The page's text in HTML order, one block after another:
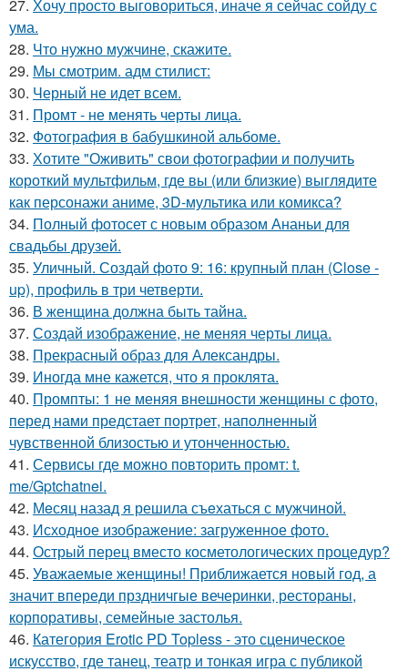
27. Хочу просто выговориться, иначе я сейчас сойду с
ума.
28. Что нужно мужчине, скажите.
29. Мы смотрим. адм стилист:
30. Черный не идет всем.
31. Промт - не менять черты лица.
32. Фотография в бабушкиной альбоме.
33. Хотите "Оживить" свои фотографии и получить
короткий мультфильм, где вы (или близкие) выглядите
как персонажи аниме, 3D-мультика или комикса?
34. Полный фотосет с новым образом Ананьи для
свадьбы друзей.
35. Уличный. Создай фото 9: 16: крупный план (Close -
up), профиль в три четверти.
36. В женщина должна быть тайна.
37. Создай изображение, не меняя черты лица.
38. Прекрасный образ для Александры.
39. Иногда мне кажется, что я проклята.
40. Промпты: 1 не меняя внешности женщины с фото,
перед нами предстает портрет, наполненный
чувственной близостью и утонченностью.
41. Сервисы где можно повторить промт: t.
me/Gptchatnei.
42. Мeсяц назад я решила съeхаться с мужчиной.
43. Исходное изображение: загруженное фото.
44. Острый перец вместо косметологических процедур?
45. Уважаемые женщины! Приближается новый год, а
значит впереди прздничгые вечеринки, рестораны,
корпоративы, семейные застолья.
46. Категория Erotic PD Topless - это сценическое
искусство, где танец, театр и тонкая игра с публикой